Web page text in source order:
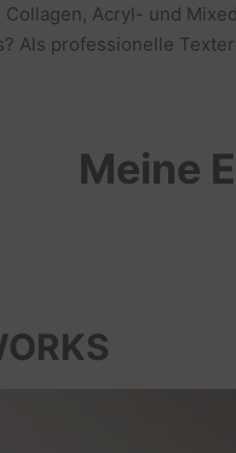
Acryl- und
Als professionelle
Meine